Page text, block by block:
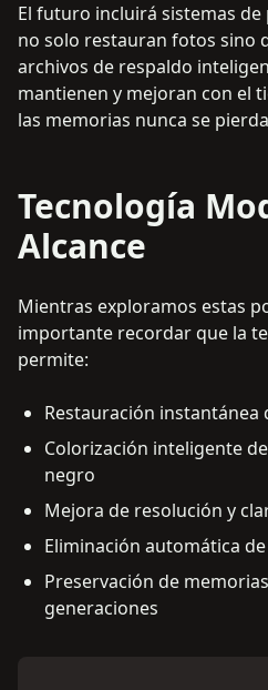
El futuro incluirá sistemas
no solo restauran fotos sino
archivos de respaldo
mantienen y mejoran con el
las memorias nunca se
Tecnología
Alcance
Mientras exploramos estas
importante recordar que la
permite:
Restauración instantánea
Colorización inteligente
negro
Mejora de resolución y
Eliminación automática
Preservación de
generaciones